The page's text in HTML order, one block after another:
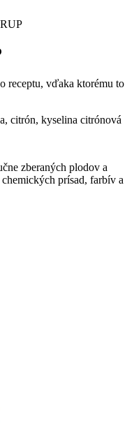
receptu, vďaka ktorému to
citrón, kyselina citrónová
zberaných plodov a
prísad, farbív a